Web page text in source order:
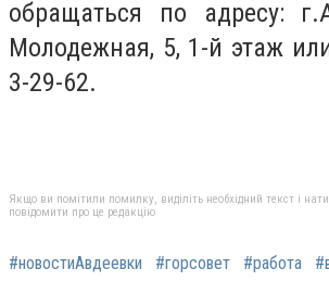
обращаться по адресу:
Молодежная, 5, 1-й этаж
3-29-62.
Якщо ви помітили помилку, виділіть необхідний текст і
повідомити про це редакцію
#новостиАвдеевки #горсовет #работа